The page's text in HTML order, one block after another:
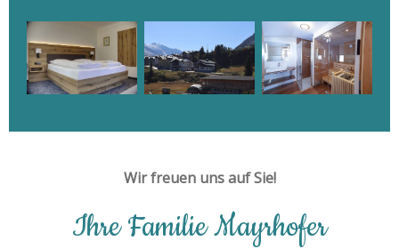
Wir freuen uns auf Sie!
Ihre Familie Mayrhofer